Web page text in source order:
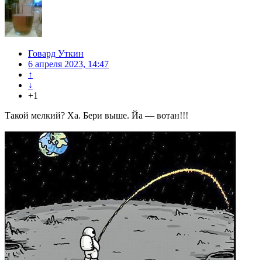
Говард Уткин
6 апреля 2023, 14:47
↑
↓
+1
Такой мелкий? Ха. Бери выше. Йа — вотан!!!